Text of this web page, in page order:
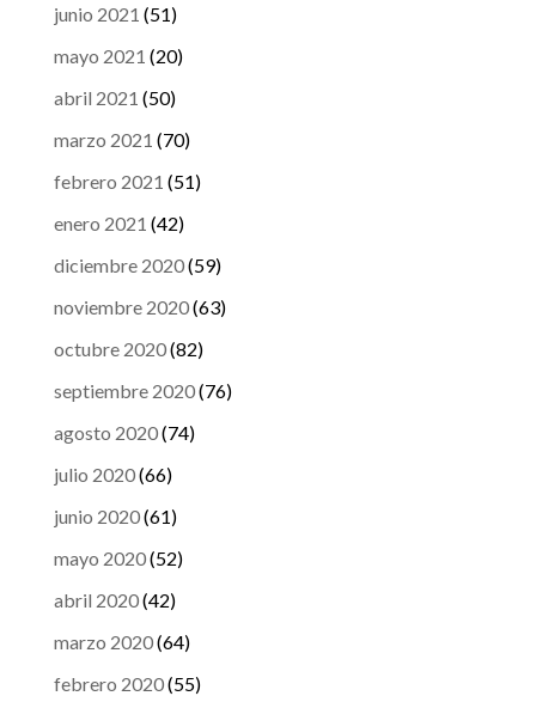
junio 2021 (51)
mayo 2021 (20)
abril 2021 (50)
marzo 2021 (70)
febrero 2021 (51)
enero 2021 (42)
diciembre 2020(59)
noviembre 2020(63)
octubre 2020(82)
septiembre 2020(76)
agosto 2020(74)
julio 2020(66)
junio 2020(61)
mayo 2020(52)
abril 2020(42)
marzo 2020(64)
febrero 2020(55)